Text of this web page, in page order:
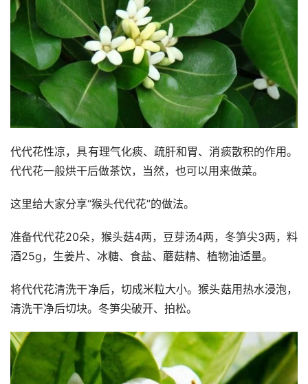
代代花性凉，具有理气化痰、疏肝和胃、消痰散积的作用。
代代花一般烘干后做茶饮，当然，也可以用来做菜。
这里给大家分享“猴头代代花”的做法。
准备代代花20朵，猴头菇4两，豆芽汤4两，冬笋尖3两，料
酒25g，生姜片、冰糖、食盐、蘑菇精、植物油适量。
将代代花清洗干净后，切成米粒大小。猴头菇用热水浸泡，
清洗干净后切块。冬笋尖破开、拍松。